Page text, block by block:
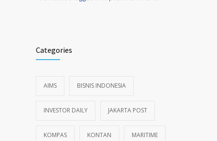
Categories
AIMS BISNIS INDONESIA
INVESTOR DAILY JAKARTA POST
KOMPAS KONTAN MARITIME